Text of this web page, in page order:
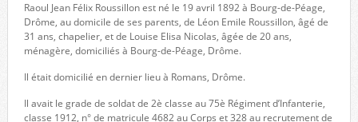
Raoul Jean Félix Roussillon est né le 19 avril 1892 à Bourg-de-Péage,
Drôme, au domicile de ses parents, de Léon Emile Roussillon, âgé de
31 ans, chapelier, et de Louise Elisa Nicolas, âgée de 20 ans,
ménagère, domiciliés à Bourg-de-Péage, Drôme.
Il était domicilié en dernier lieu à Romans, Drôme.
Il avait le grade de soldat de 2è classe au 75è Régiment d’Infanterie,
classe 1912, n° de matricule 4682 au Corps et 328 au recrutement de